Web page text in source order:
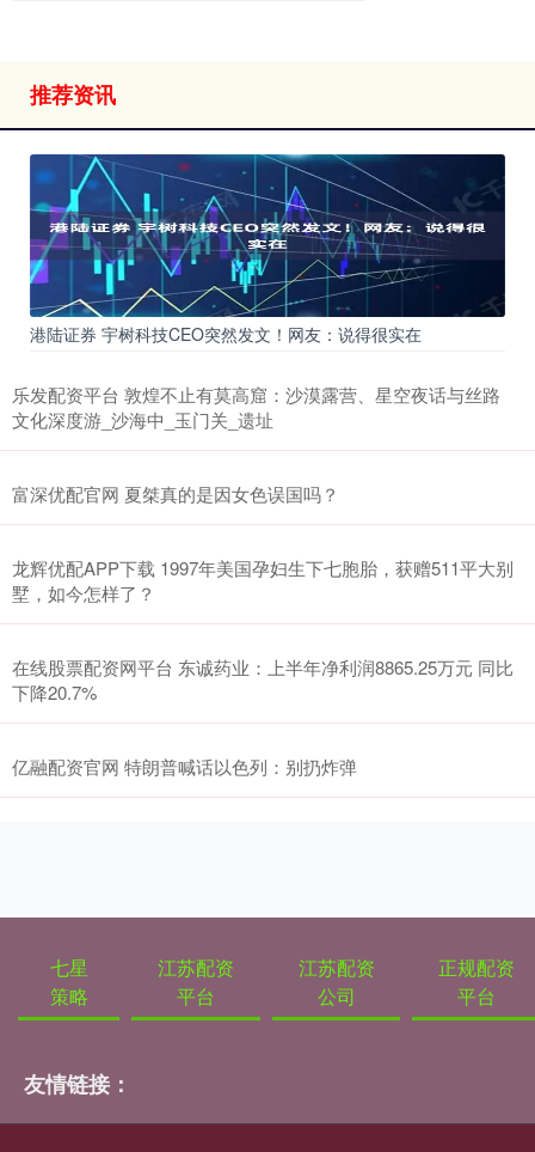
推荐资讯
港陆证券 宇树科技CEO突然发文！网友：说得很实在
乐发配资平台 敦煌不止有莫高窟：沙漠露营、星空夜话与丝路
文化深度游_沙海中_玉门关_遗址
富深优配官网 夏桀真的是因女色误国吗？
龙辉优配APP下载 1997年美国孕妇生下七胞胎，获赠511平大别
墅，如今怎样了？
在线股票配资网平台 东诚药业：上半年净利润8865.25万元 同比
下降20.7%
亿融配资官网 特朗普喊话以色列：别扔炸弹
七星
策略
江苏配资
平台
江苏配资
公司
正规配资
平台
友情链接：